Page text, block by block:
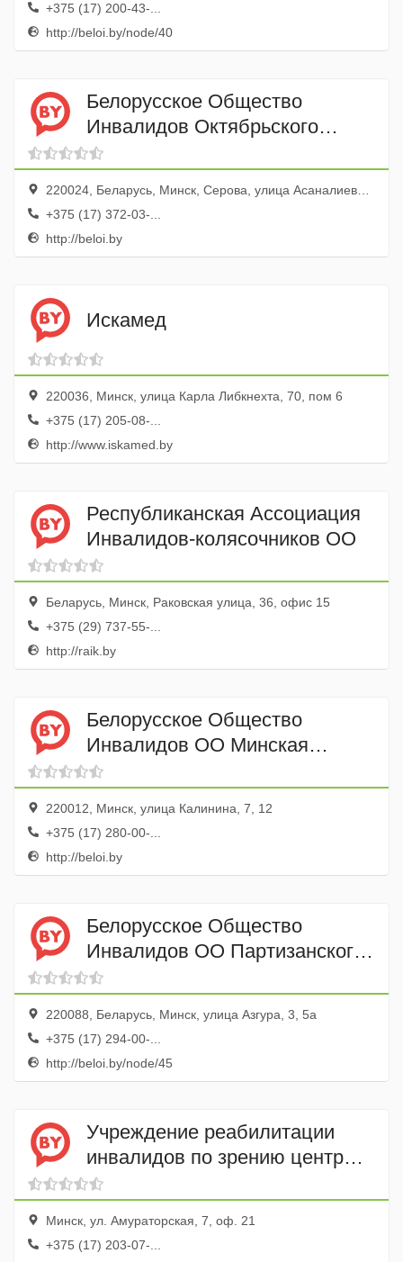
+375 (17) 200-43-...
http://beloi.by/node/40
Белорусское Общество
Инвалидов Октябрьского
района Минска
220024, Беларусь, Минск, Серова, улица Асаналиева, 22к3, каб. 10а
+375 (17) 372-03-...
http://beloi.by
Искамед
220036, Минск, улица Карла Либкнехта, 70, пом 6
+375 (17) 205-08-...
http://www.iskamed.by
Республиканская Ассоциация
Инвалидов-колясочников ОО
Беларусь, Минск, Раковская улица, 36, офис 15
+375 (29) 737-55-...
http://raik.by
Белорусское Общество
Инвалидов ОО Минская
Городская Организация
220012, Минск, улица Калинина, 7, 12
+375 (17) 280-00-...
http://beloi.by
Белорусское Общество
Инвалидов ОО Партизанского
района Минска
220088, Беларусь, Минск, улица Азгура, 3, 5а
+375 (17) 294-00-...
http://beloi.by/node/45
Учреждение реабилитации
инвалидов по зрению центр
успешного человека
Минск, ул. Амураторская, 7, оф. 21
+375 (17) 203-07-...